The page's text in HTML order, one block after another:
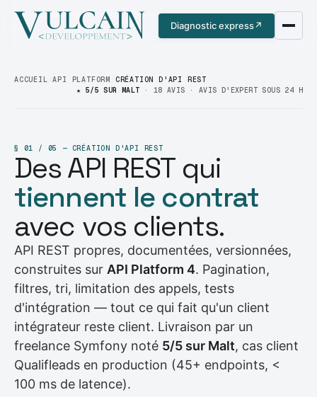
Diagnostic express↗
ACCUEIL /API PLATFORM
CRÉATION D'API REST
★ 5/5 SUR MALT · 18 AVIS · AVIS D'EXPERT SOUS 24 H
§ 01 / 05 — CRÉATION D'API REST
Des API REST qui
tiennent le contrat
avec vos clients.
API REST propres, documentées, versionnées,
construites sur API Platform 4. Pagination,
filtres, tri, limitation des appels, tests
d'intégration — tout ce qui fait qu'un client
intégrateur reste client. Livraison par un
freelance Symfony noté 5/5 sur Malt, cas client
Qualifleads en production (45+ endpoints, <
100 ms de latence).